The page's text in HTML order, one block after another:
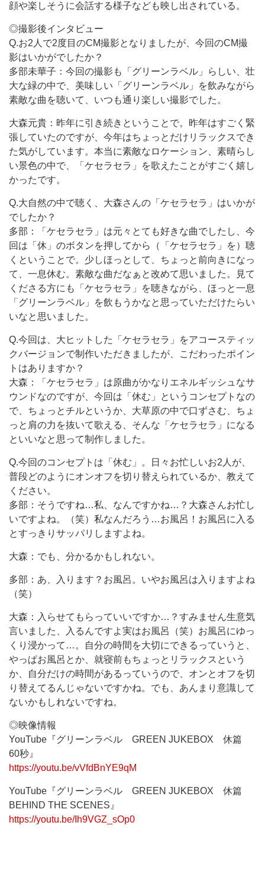
顔や楽しそうに会話する様子なども映し出されている。
◎撮影後インタビュー
Q.お2人で2度目のCM撮影となりましたが、今回のCM撮
影はいかがでしたか？
多部未華子：今回の撮影も「グリーンラベル」らしい、壮
大な緑の中で、美味しい「グリーンラベル」を飲みながら
素敵な曲を聴いて、いつも通り楽しい撮影でした。
大森元貴：昨年に引き続きということで。昨年はすごく緊
張していたのですが、今年はちょっとだけリラックスでき
た気がしています。本当に素敵なロケーション、素晴らし
い景色の中で、「ケセラセラ」を歌えたことがすごく嬉し
かったです。
Q.大自然の中で聴く、大森さんの「ケセラセラ」はいかが
でしたか？
多部：「ケセラセラ」は元々とても好きな曲でしたし、今
回は「休」のボタンを押してから（「ケセラセラ」を）聴
くということで。少しほっとして、ちょっと前向きになっ
て、一息休む。素敵な曲だなぁと改めて思いました。見て
くださる方にも「ケセラセラ」を聴きながら、ほっと一息
「グリーンラベル」を飲もうかなと思っていただけたらい
いなと思いました。
Q.今回は、大ヒットした「ケセラセラ」をアコースティッ
クバージョンで制作いただきましたが、こだわったポイン
トはありますか？
大森：「ケセラセラ」は原曲がかなりエネルギッシュなサ
ウンドなのですが、今回は「休む」というコンセプトなの
で、ちょっとチルというか、大草原の中で口ずさむ、ちょ
っと肩の力を抜いて歌える、そんな「ケセラセラ」になる
といいなと思って制作しました。
Q.今回のコンセプトは「休む」。日々お忙しいお2人が、
普段どのようにオンオフを切り替えられているか、教えて
ください。
多部：そうですね…私、なんですかね…？大森さんお忙し
いですよね。（笑）私なんだろう…お風呂！お風呂に入る
とすっきりサッパリしますよね。
大森：でも、分かるかもしれない。
多部：あ、入ります？お風呂。いやお風呂は入りますよね
（笑）
大森：入らせてもらっていいですか…？すみません生意気
言いました、入るんですよ実はお風呂（笑）お風呂にゆっ
くり浸かって…。自分の時間を大切にできるっていうと、
やっぱお風呂とか、就寝前もちょっとリラックスという
か、自分だけの時間があるっていうので、オンとオフを切
り替えてるんじゃないですかね。でも、あんまり意識して
ないかもしれないですね。
◎映像情報
YouTube『グリーンラベル GREEN JUKEBOX 休篇
60秒』
https://youtu.be/vVfdBnYE9qM
YouTube『グリーンラベル GREEN JUKEBOX 休篇
BEHIND THE SCENES』
https://youtu.be/Ih9VGZ_sOp0